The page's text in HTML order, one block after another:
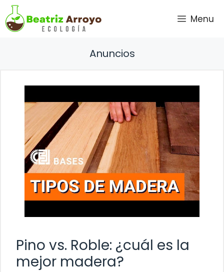
Saltar
al
contenido
Menu
Anuncios
Pino vs. Roble: ¿cuál es la
mejor madera?